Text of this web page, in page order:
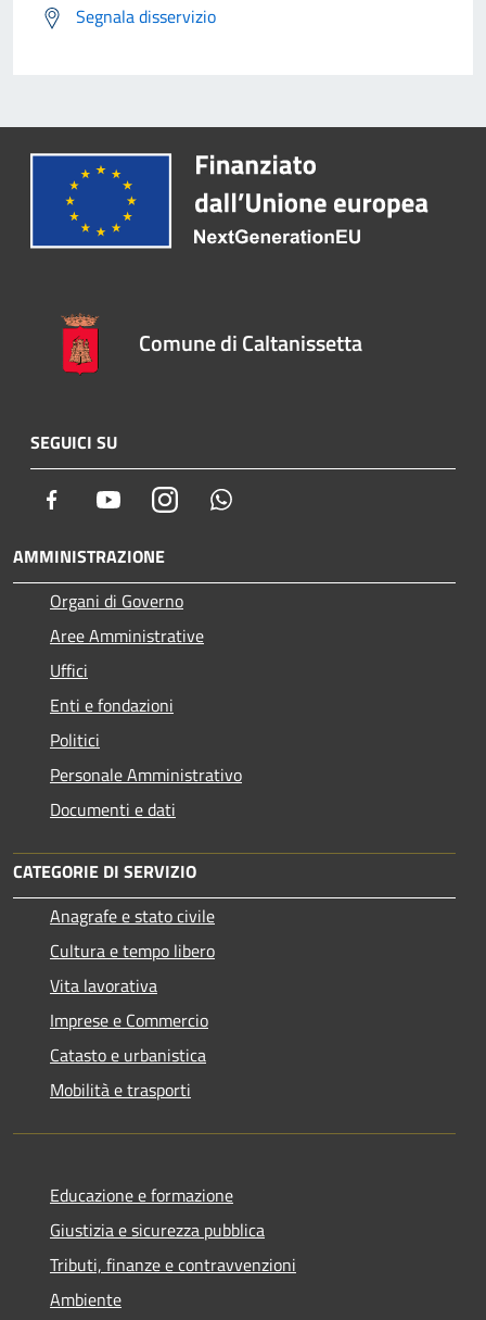
Segnala disservizio
Comune di Caltanissetta
SEGUICI SU
Facebook YoutubeInstagram
AMMINISTRAZIONE
Organi di Governo
Aree Amministrative
Uffici
Enti e fondazioni
Politici
Personale Amministrativo
Documenti e dati
CATEGORIE DI SERVIZIO
Anagrafe e stato civile
Cultura e tempo libero
Vita lavorativa
Imprese e Commercio
Catasto e urbanistica
Mobilità e trasporti
Educazione e formazione
Giustizia e sicurezza pubblica
Tributi, finanze e contravvenzioni
Ambiente